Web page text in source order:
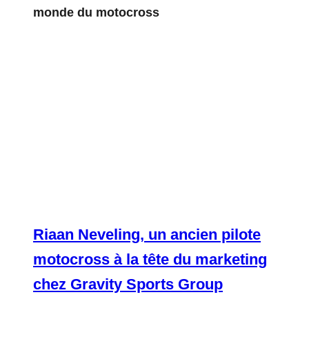
monde du motocross
Riaan Neveling, un ancien pilote
motocross à la tête du marketing
chez Gravity Sports Group